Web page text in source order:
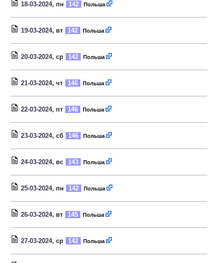
18-03-2024, пн 142 Польша
19-03-2024, вт 142 Польша
20-03-2024, ср 142 Польша
21-03-2024, чт 146 Польша
22-03-2024, пт 146 Польша
23-03-2024, сб 146 Польша
24-03-2024, вс 143 Польша
25-03-2024, пн 142 Польша
26-03-2024, вт 145 Польша
27-03-2024, ср 142 Польша